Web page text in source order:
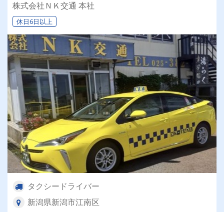
株式会社ＮＫ交通 本社
休日6日以上
タクシードライバー
新潟県新潟市江南区